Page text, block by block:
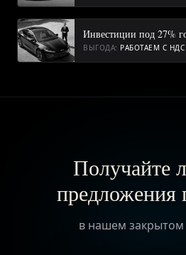
Инвестиции под 27%
ВЫГОДА: РАБОТАЕМ С НДС
Получайте
предложения
в нашем закрытом